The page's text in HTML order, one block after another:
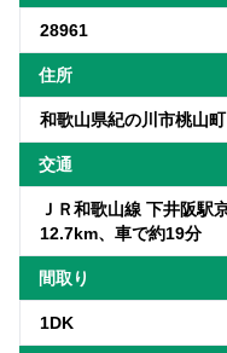
28961
住所
和歌山県紀の川市桃山町
交通
ＪＲ和歌山線 下井阪駅
12.7km、車で約19分
間取り
1DK